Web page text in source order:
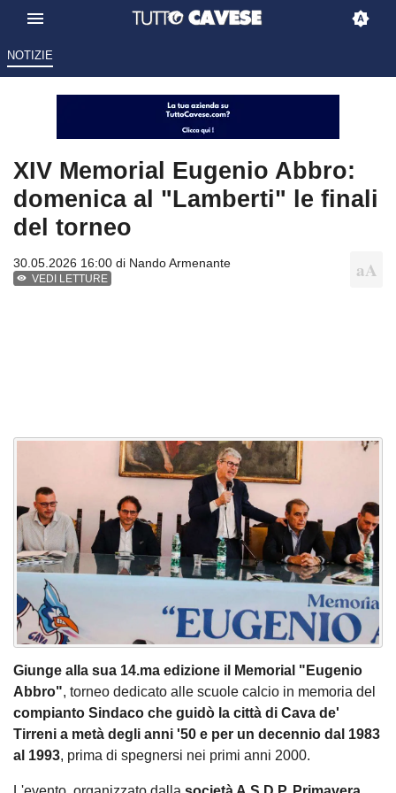
NOTIZIE
XIV Memorial Eugenio Abbro:
domenica al "Lamberti" le finali
del torneo
30.05.2026 16:00 di Nando Armenante
VEDI LETTURE
Giunge alla sua 14.ma edizione il Memorial "Eugenio
Abbro", torneo dedicato alle scuole calcio in memoria del
compianto Sindaco che guidò la città di Cava de'
Tirreni a metà degli anni '50 e per un decennio dal 1983
al 1993, prima di spegnersi nei primi anni 2000.